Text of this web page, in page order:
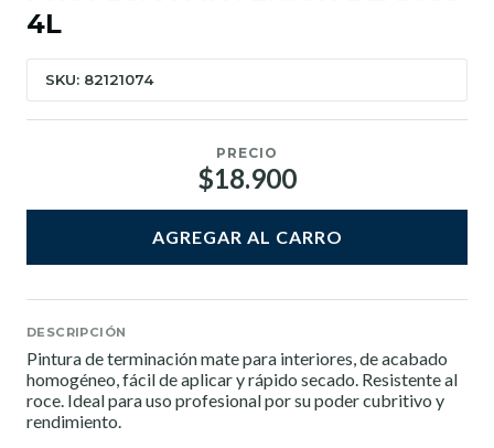
4L
SKU: 82121074
PRECIO
$18.900
AGREGAR AL CARRO
DESCRIPCIÓN
Pintura de terminación mate para interiores, de acabado
homogéneo, fácil de aplicar y rápido secado. Resistente al
roce. Ideal para uso profesional por su poder cubritivo y
rendimiento.